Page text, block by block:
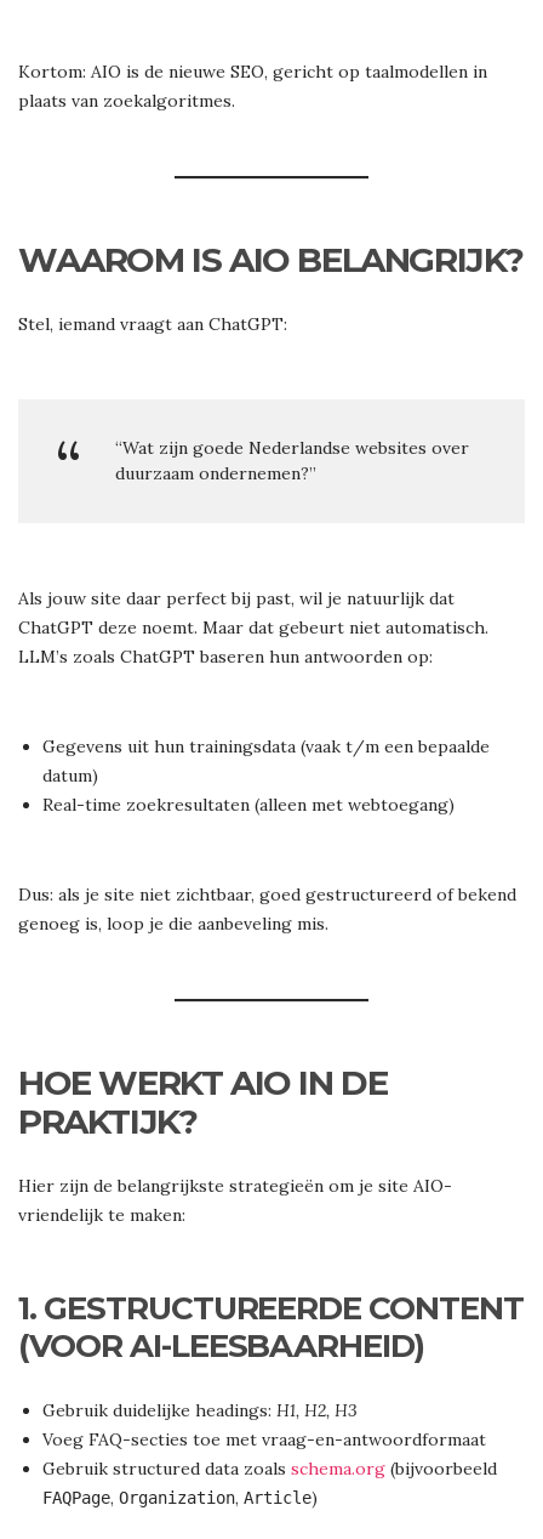
Kortom: AIO is de nieuwe SEO, gericht op taalmodellen in
plaats van zoekalgoritmes.
WAAROM IS AIO BELANGRIJK?
Stel, iemand vraagt aan ChatGPT:
“Wat zijn goede Nederlandse websites over
duurzaam ondernemen?”
Als jouw site daar perfect bij past, wil je natuurlijk dat
ChatGPT deze noemt. Maar dat gebeurt niet automatisch.
LLM’s zoals ChatGPT baseren hun antwoorden op:
Gegevens uit hun trainingsdata (vaak t/m een bepaalde
datum)
Real-time zoekresultaten (alleen met webtoegang)
Dus: als je site niet zichtbaar, goed gestructureerd of bekend
genoeg is, loop je die aanbeveling mis.
HOE WERKT AIO IN DE
PRAKTIJK?
Hier zijn de belangrijkste strategieën om je site AIO-
vriendelijk te maken:
1. GESTRUCTUREERDE CONTENT
(VOOR AI-LEESBAARHEID)
Gebruik duidelijke headings: H1, H2, H3
Voeg FAQ-secties toe met vraag-en-antwoordformaat
Gebruik structured data zoals schema.org (bijvoorbeeld
FAQPage, Organization, Article)